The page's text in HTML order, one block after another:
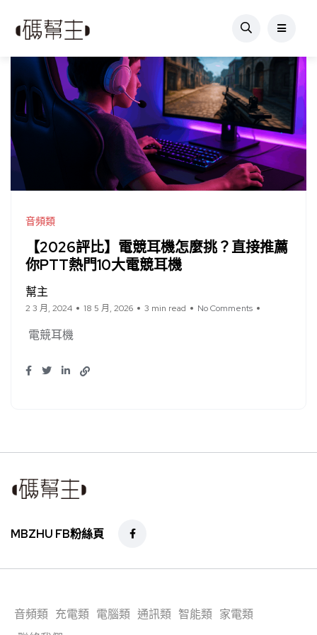
音頻類
【2026評比】電競耳機怎麼挑？直接推薦
你PTT熱門10大電競耳機
幫主
2 3 月, 2024 18 5 月, 2026 3 min read No Comments
電競耳機
MBZHU FB粉絲頁
音頻類 充電類 電腦類 通訊類 智能類 家電類